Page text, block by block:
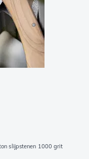
slijpstenen 1000 grit